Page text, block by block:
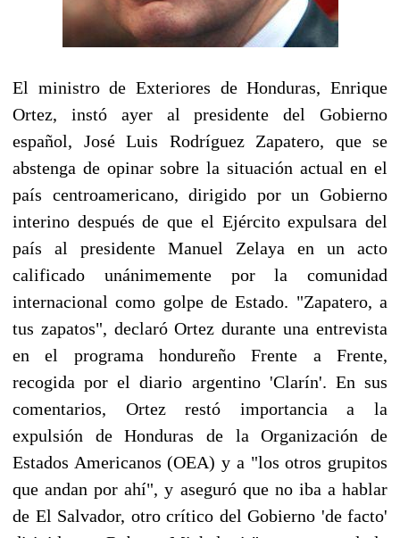
El ministro de Exteriores de Honduras, Enrique
Ortez, instó ayer al presidente del Gobierno
español, José Luis Rodríguez Zapatero, que se
abstenga de opinar sobre la situación actual en el
país centroamericano, dirigido por un Gobierno
interino después de que el Ejército expulsara del
país al presidente Manuel Zelaya en un acto
calificado unánimemente por la comunidad
internacional como golpe de Estado. "Zapatero, a
tus zapatos", declaró Ortez durante una entrevista
en el programa hondureño Frente a Frente,
recogida por el diario argentino 'Clarín'. En sus
comentarios, Ortez restó importancia a la
expulsión de Honduras de la Organización de
Estados Americanos (OEA) y a "los otros grupitos
que andan por ahí", y aseguró que no iba a hablar
de El Salvador, otro crítico del Gobierno 'de facto'